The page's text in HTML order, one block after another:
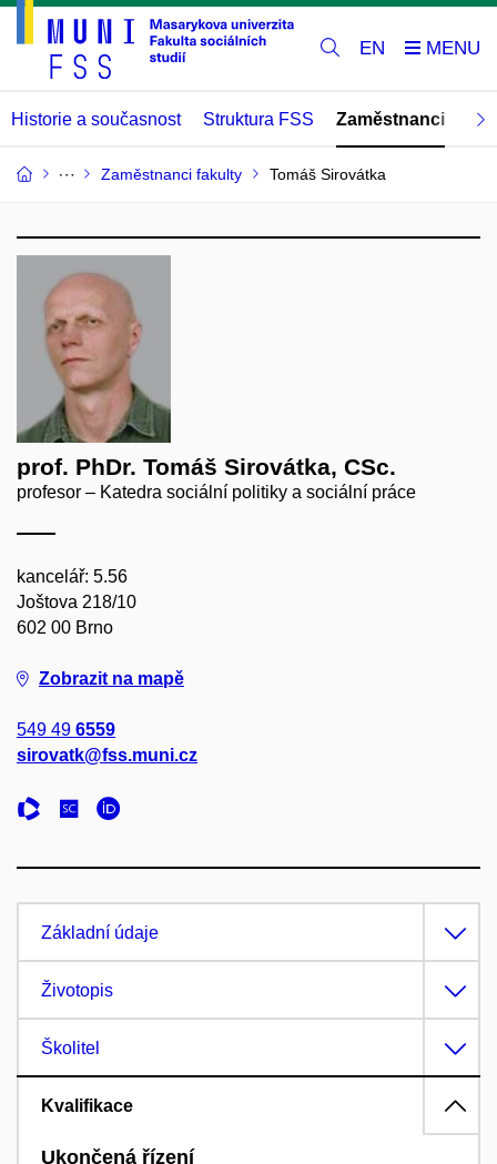
EN
Historie a současnost Struktura FSS Zaměstnanci
Zaměstnanci fakulty Tomáš Sirovátka
prof. PhDr. Tomáš Sirovátka, CSc.
profesor – Katedra sociální politiky a sociální práce
kancelář: 5.56
Joštova 218/10
602 00 Brno
Zobrazit na mapě
549 49 6559
sirovatk@fss.muni.cz
Základní údaje
Životopis
Školitel
Kvalifikace
Ukončená řízení